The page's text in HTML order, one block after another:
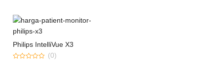
Philips IntelliVue X3
(0)